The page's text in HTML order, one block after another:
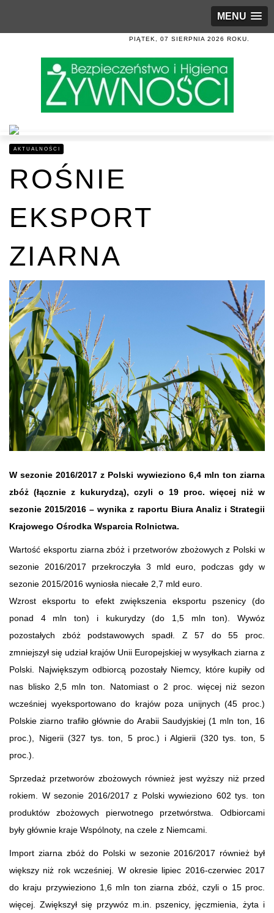
MENU
PIĄTEK, 07 SIERPNIA 2026 ROKU.
AKTUALNOŚCI
ROŚNIE
EKSPORT
ZIARNA
W sezonie 2016/2017 z Polski wywieziono 6,4 mln ton ziarna
zbóż (łącznie z kukurydzą), czyli o 19 proc. więcej niż w
sezonie 2015/2016 – wynika z raportu Biura Analiz i Strategii
Krajowego Ośrodka Wsparcia Rolnictwa.
Wartość eksportu ziarna zbóż i przetworów zbożowych z Polski w
sezonie 2016/2017 przekroczyła 3 mld euro, podczas gdy w
sezonie 2015/2016 wyniosła niecałe 2,7 mld euro.
Wzrost eksportu to efekt zwiększenia eksportu pszenicy (do
ponad 4 mln ton) i kukurydzy (do 1,5 mln ton). Wywóz
pozostałych zbóż podstawowych spadł. Z 57 do 55 proc.
zmniejszył się udział krajów Unii Europejskiej w wysyłkach ziarna z
Polski. Największym odbiorcą pozostały Niemcy, które kupiły od
nas blisko 2,5 mln ton. Natomiast o 2 proc. więcej niż sezon
wcześniej wyeksportowano do krajów poza unijnych (45 proc.)
Polskie ziarno trafiło głównie do Arabii Saudyjskiej (1 mln ton, 16
proc.), Nigerii (327 tys. ton, 5 proc.) i Algierii (320 tys. ton, 5
proc.).
Sprzedaż przetworów zbożowych również jest wyższy niż przed
rokiem. W sezonie 2016/2017 z Polski wywieziono 602 tys. ton
produktów zbożowych pierwotnego przetwórstwa. Odbiorcami
były głównie kraje Wspólnoty, na czele z Niemcami.
Import ziarna zbóż do Polski w sezonie 2016/2017 również był
większy niż rok wcześniej. W okresie lipiec 2016-czerwiec 2017
do kraju przywieziono 1,6 mln ton ziarna zbóż, czyli o 15 proc.
więcej. Zwiększył się przywóz m.in. pszenicy, jęczmienia, żyta i